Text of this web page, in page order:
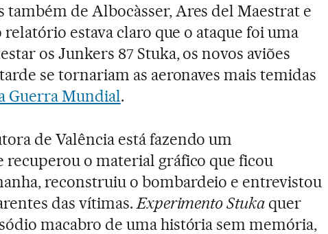
também de Albocàsser, Ares del Maestrat e
relatório estava claro que o ataque foi uma
os Junkers 87 Stuka, os novos aviões
se tornariam as aeronaves mais temidas
Guerra Mundial.
de Valência está fazendo um
recuperou o material gráfico que ficou
reconstruiu o bombardeio e entrevistou
das vítimas.Experimento Stuka quer
macabro de uma história sem memória,